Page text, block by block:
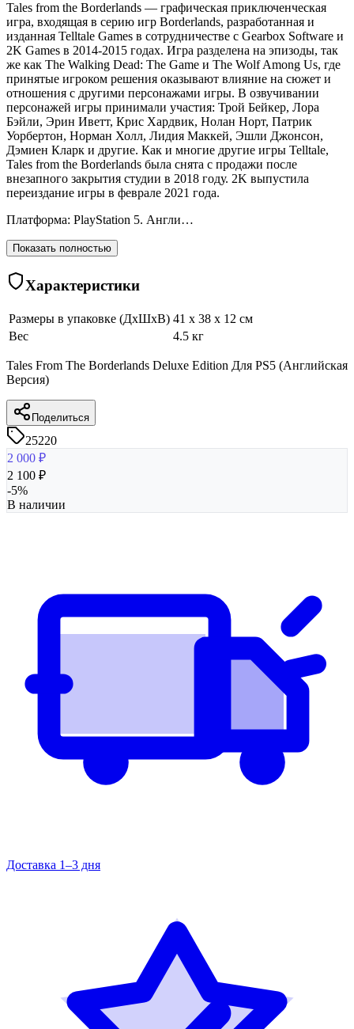
Tales from the Borderlands — графическая приключенческая
игра, входящая в серию игр Borderlands, разработанная и
изданная Telltale Games в сотрудничестве с Gearbox Software и
2K Games в 2014-2015 годах. Игра разделена на эпизоды, так
же как The Walking Dead: The Game и The Wolf Among Us, где
принятые игроком решения оказывают влияние на сюжет и
отношения с другими персонажами игры. В озвучивании
персонажей игры принимали участия: Трой Бейкер, Лора
Бэйли, Эрин Иветт, Крис Хардвик, Нолан Норт, Патрик
Уорбертон, Норман Холл, Лидия Маккей, Эшли Джонсон,
Дэмиен Кларк и другие. Как и многие другие игры Telltale,
Tales from the Borderlands была снята с продажи после
внезапного закрытия студии в 2018 году. 2K выпустила
переиздание игры в феврале 2021 года.
Платформа: PlayStation 5. Англи…
Показать полностью
Характеристики
Размеры в упаковке (ДхШхВ) 41 x 38 x 12 см
Вес
4.5 кг
Tales From The Borderlands Deluxe Edition Для PS5 (Английская
Версия)
Поделиться
25220
2 000 ₽
2 100 ₽
-5%
В наличии
Доставка 1–3 дня